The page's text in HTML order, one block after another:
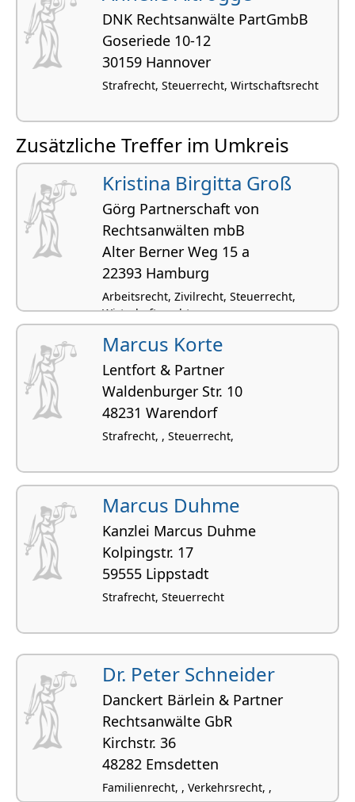
DNK Rechtsanwälte PartGmbB
Goseriede 10-12
30159 Hannover
Strafrecht, Steuerrecht, Wirtschaftsrecht
Zusätzliche Treffer im Umkreis
Kristina Birgitta Groß
Görg Partnerschaft von
Rechtsanwälten mbB
Alter Berner Weg 15 a
22393 Hamburg
Arbeitsrecht, Zivilrecht, Steuerrecht,
Wirtschaftsrecht
Marcus Korte
Lentfort & Partner
Walden­burger Str. 10
48231 Warendorf
Strafrecht, , Steuerrecht,
Marcus Duhme
Kanzlei Marcus Duhme
Kolpingstr. 17
59555 Lippstadt
Strafrecht, Steuerrecht
Dr. Peter Schneider
Danckert Bärlein & Partner
Rechtsanwälte GbR
Kirchstr. 36
48282 Emsdetten
Familienrecht, , Verkehrsrecht, ,